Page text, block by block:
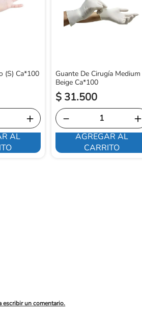
(S) Ca*100
＋
AL
Guante De Cirugía Medium
Beige Ca*100
$ 31.500
＋
－
AGREGAR AL
CARRITO
escribir un comentario.